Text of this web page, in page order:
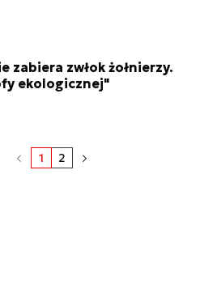
zabiera zwłok żołnierzy.
ekologicznej"
1 2